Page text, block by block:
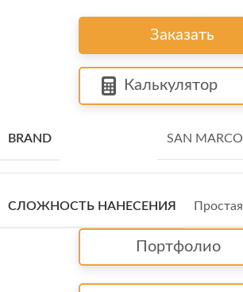
Заказать
Калькулятор
BRAND SAN MARCO
СЛОЖНОСТЬ НАНЕСЕНИЯ Простая
Портфолио